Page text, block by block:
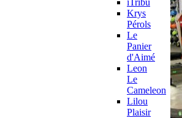
iTribu
Krys
Pérols
Le
Panier
d'Aimé
Leon
Le
Cameleon
Lilou
Plaisir